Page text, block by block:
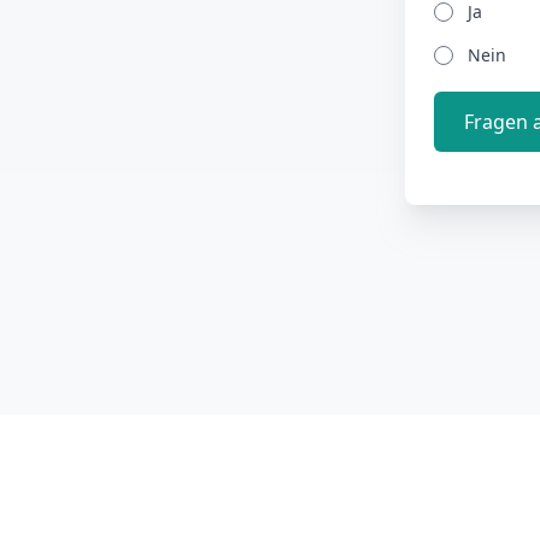
Ja
Nein
Fragen